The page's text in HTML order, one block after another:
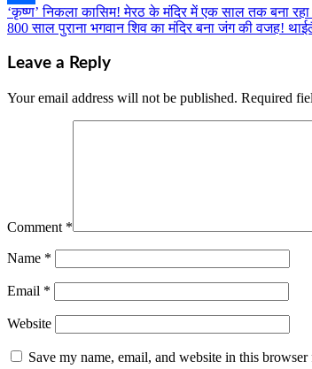
Share
Post
navigation
‘कृष्ण’ निकला कासिम! मेरठ के मंदिर में एक साल तक बना
800 साल पुराना भगवान शिव का मंदिर बना जंग की वजह!
Leave a Reply
Your email address will not be published. Required
Comment *
Name *
Email *
Website
Save my name, email, and website in this